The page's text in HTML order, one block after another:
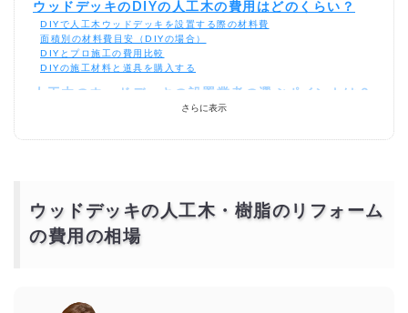
ウッドデッキのDIYの人工木の費用はどのくらい？
DIYで人工木ウッドデッキを設置する際の材料費
面積別の材料費目安（DIYの場合）
DIYとプロ施工の費用比較
DIYの施工材料と道具を購入する
人工木のウッドデッキの設置業者の選ぶポイントは？
ウッドデッキの人工木・樹脂のリフォームを激安・格
安でするには？
相見積もりとは？
一括見積もり無料サービスで安くウッドデッキの人工木・樹脂のリフォ
さらに表示
ウッドデッキの人工木・樹脂のリフォーム
の費用の相場